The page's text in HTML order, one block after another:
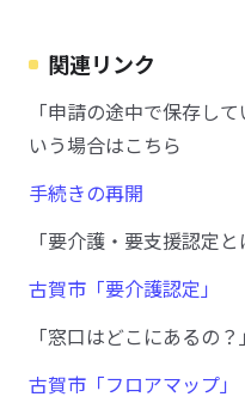
関連リンク
「申請の途中で保存し
いう場合はこちら
手続きの再開
「要介護・要支援認定
古賀市「要介護認定」
「窓口はどこにあるの
古賀市「フロアマップ」